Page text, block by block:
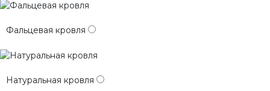
Фальцевая кровля
Натуральная кровля